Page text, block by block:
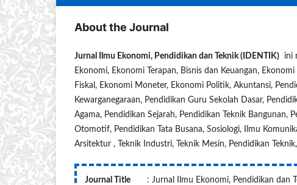
About the Journal
Jurnal Ilmu Ekonomi, Pendidikan dan Teknik (IDENTIK) ini
Ekonomi, Ekonomi Terapan, Bisnis dan Keuangan,
Fiskal, Ekonomi Moneter, Ekonomi Politik, Akuntansi,
Kewarganegaraan, Pendidikan Guru Sekolah Dasar,
Agama, Pendidikan Sejarah, Pendidikan Teknik Bangunan,
Otomotif, Pendidikan Tata Busana, Sosiologi, Ilmu
Arsitektur , Teknik Industri, Teknik Mesin, Pendidikan
Journal Title
: Jurnal Ilmu Ekonomi, Pendidikan dan